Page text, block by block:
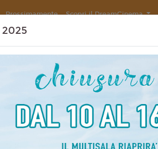
Prossimamente Scopri il DreamCinema
FINALE
2025